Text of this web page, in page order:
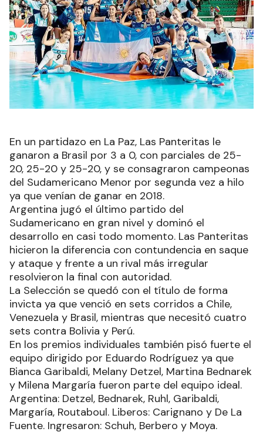
En un partidazo en La Paz, Las Panteritas le
ganaron a Brasil por 3 a 0, con parciales de 25-
20, 25-20 y 25-20, y se consagraron campeonas
del Sudamericano Menor por segunda vez a hilo
ya que venían de ganar en 2018.
Argentina jugó el último partido del
Sudamericano en gran nivel y dominó el
desarrollo en casi todo momento. Las Panteritas
hicieron la diferencia con contundencia en saque
y ataque y frente a un rival más irregular
resolvieron la final con autoridad.
La Selección se quedó con el título de forma
invicta ya que venció en sets corridos a Chile,
Venezuela y Brasil, mientras que necesitó cuatro
sets contra Bolivia y Perú.
En los premios individuales también pisó fuerte el
equipo dirigido por Eduardo Rodríguez ya que
Bianca Garibaldi, Melany Detzel, Martina Bednarek
y Milena Margaría fueron parte del equipo ideal.
Argentina: Detzel, Bednarek, Ruhl, Garibaldi,
Margaría, Routaboul. Liberos: Carignano y De La
Fuente. Ingresaron: Schuh, Berbero y Moya.